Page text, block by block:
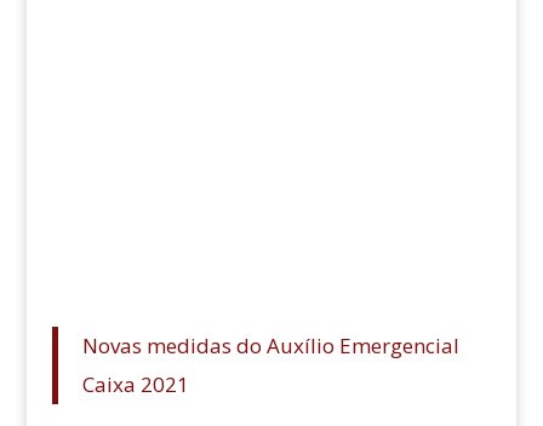
Novas medidas do Auxílio Emergencial
Caixa 2021